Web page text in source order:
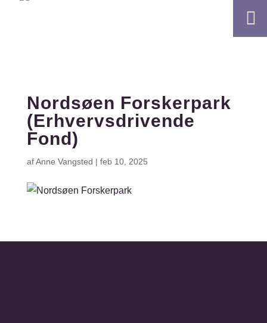

Nordsøen Forskerpark
(Erhvervsdrivende
Fond)
afAnne Vangsted | feb 10, 2025